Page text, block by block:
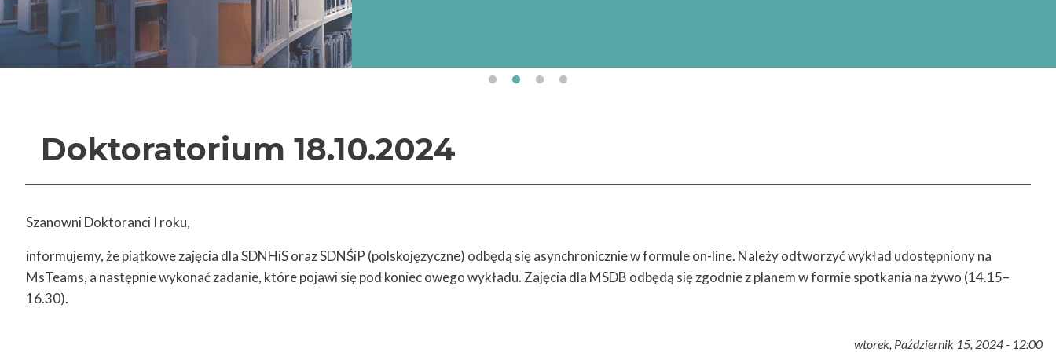
finansowany przez Narodową Agencję Wymiany Akademickiej (NAWA) w
Doktoratorium 18.10.2024
Szanowni Doktoranci I roku,
informujemy, że piątkowe zajęcia dla SDNHiS oraz SDNŚiP (polskojęzyczne) odbędą się asynchronicznie w formule on-line. Należy odtworzyć wykład udostępniony na
MsTeams, a następnie wykonać zadanie, które pojawi się pod koniec owego wykładu. Zajęcia dla MSDB odbędą się zgodnie z planem w formie spotkania na żywo (14.15–
16.30).
wtorek, Październik 15, 2024 - 12:00